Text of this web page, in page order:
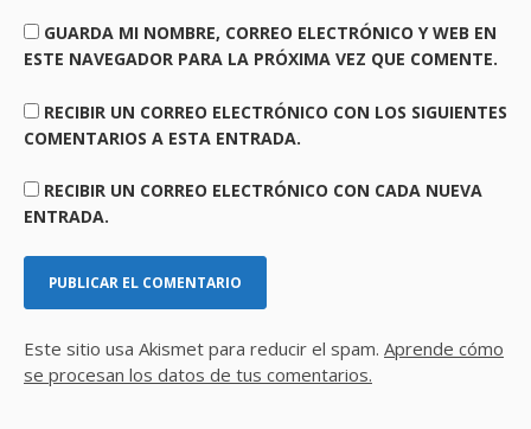
GUARDA MI NOMBRE, CORREO ELECTRÓNICO Y WEB EN
ESTE NAVEGADOR PARA LA PRÓXIMA VEZ QUE COMENTE.
RECIBIR UN CORREO ELECTRÓNICO CON LOS SIGUIENTES
COMENTARIOS A ESTA ENTRADA.
RECIBIR UN CORREO ELECTRÓNICO CON CADA NUEVA
ENTRADA.
Este sitio usa Akismet para reducir el spam. Aprende cómo
se procesan los datos de tus comentarios.